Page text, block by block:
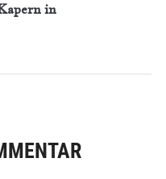
in